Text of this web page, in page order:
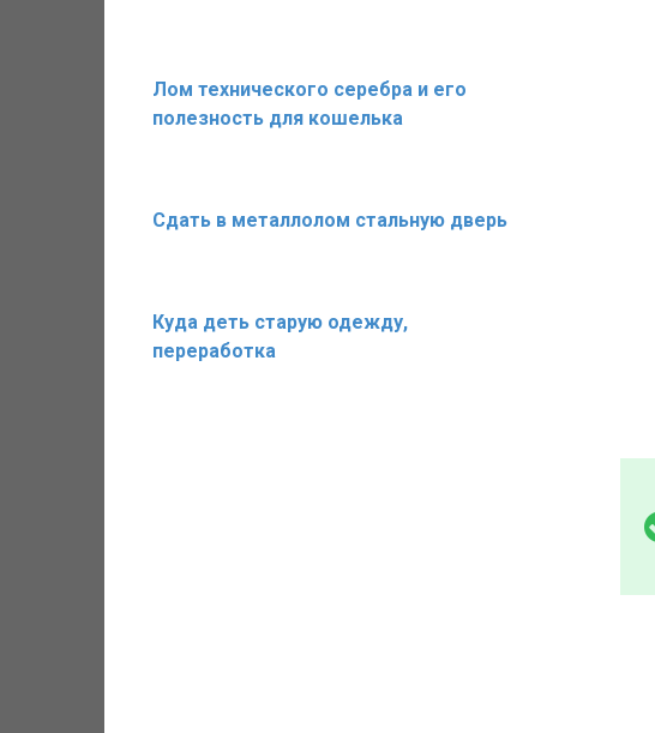
Лом технического серебра и его
полезность для кошелька
Сдать в металлолом стальную дверь
Куда деть старую одежду,
переработка